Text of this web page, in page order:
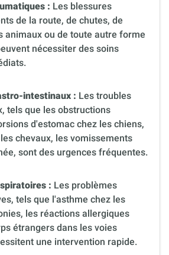
: Les blessures
de la route, de chutes, de
animaux ou de toute autre forme
nécessiter des soins
intestinaux : Les troubles
tels que les obstructions
d'estomac chez les chiens,
chevaux, les vomissements
sont des urgences fréquentes.
: Les problèmes
tels que l'asthme chez les
les réactions allergiques
étrangers dans les voies
une intervention rapide.